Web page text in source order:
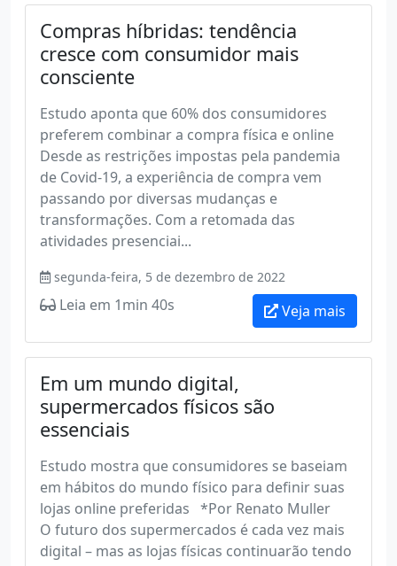
Compras híbridas: tendência
cresce com consumidor mais
consciente
Estudo aponta que 60% dos consumidores
preferem combinar a compra física e online
Desde as restrições impostas pela pandemia
de Covid-19, a experiência de compra vem
passando por diversas mudanças e
transformações. Com a retomada das
atividades presenciai...
segunda-feira, 5 de dezembro de 2022
Leia em 1min 40s Veja mais
Em um mundo digital,
supermercados físicos são
essenciais
Estudo mostra que consumidores se baseiam
em hábitos do mundo físico para definir suas
lojas online preferidas *Por Renato Muller
O futuro dos supermercados é cada vez mais
digital – mas as lojas físicas continuarão tendo